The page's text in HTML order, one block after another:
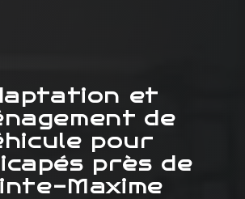
et
de
pour
près de
Maxime